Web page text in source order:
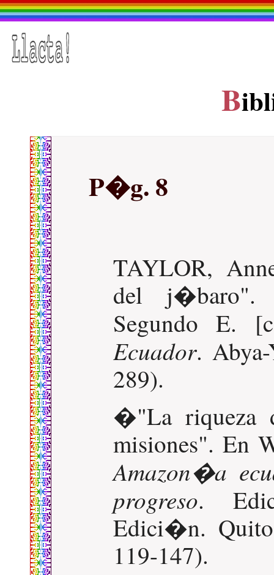
B
P�g. 8
TAYLOR,
del j�baro".
Segundo E.
Ecuador.
289).
�"La riqueza
misiones". En
Amazon�a
progreso.
Edici�n.
119-147).